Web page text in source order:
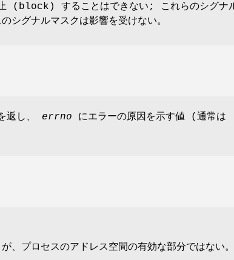
(block) することはできない; これらのシグナ
シグナルマスクは影響を受けない。
し、 errno にエラーの原因を示す値 (通常は
、プロセスのアドレス空間の有効な部分ではない。